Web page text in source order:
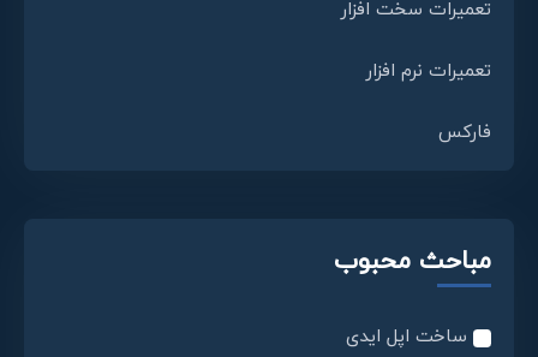
تعمیرات سخت افزار
تعمیرات نرم افزار
فارکس
مباحث محبوب
ساخت اپل ایدی